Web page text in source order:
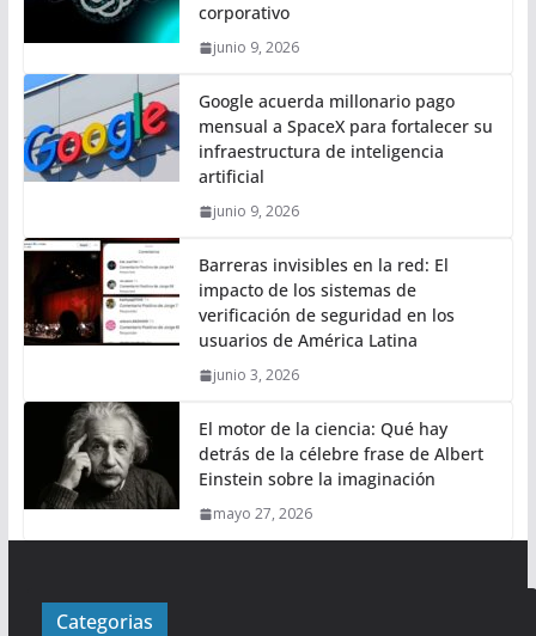
corporativo
junio 9, 2026
Google acuerda millonario pago
mensual a SpaceX para fortalecer su
infraestructura de inteligencia
artificial
junio 9, 2026
Barreras invisibles en la red: El
impacto de los sistemas de
verificación de seguridad en los
usuarios de América Latina
junio 3, 2026
El motor de la ciencia: Qué hay
detrás de la célebre frase de Albert
Einstein sobre la imaginación
mayo 27, 2026
Categorias